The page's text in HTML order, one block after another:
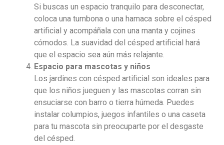
Si buscas un espacio tranquilo para desconectar,
coloca una tumbona o una hamaca sobre el césped
artificial y acompáñala con una manta y cojines
cómodos. La suavidad del césped artificial hará
que el espacio sea aún más relajante.
Espacio para mascotas y niños
Los jardines con césped artificial son ideales para
que los niños jueguen y las mascotas corran sin
ensuciarse con barro o tierra húmeda. Puedes
instalar columpios, juegos infantiles o una caseta
para tu mascota sin preocuparte por el desgaste
del césped.